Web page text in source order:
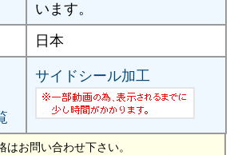
います。
日本
サイドシール加工
はお問い合わせ下さい。